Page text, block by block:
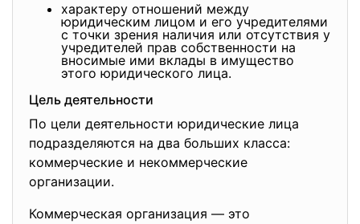
характеру отношений между
юридическим лицом и его учредителями
с точки зрения наличия или отсутствия у
учредителей прав собственности на
вносимые ими вклады в имущество
этого юридического лица.
Цель деятельности
По цели деятельности юридические лица
подразделяются на два больших класса:
коммерческие и некоммерческие
организации.
Коммерческая организация — это